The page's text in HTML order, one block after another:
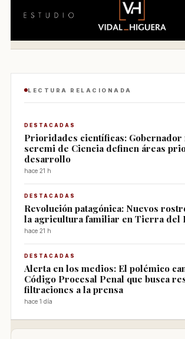
LECTURA RELACIONADA
DESTACADAS
Prioridades científicas:
seremi de Ciencia definen áreas
desarrollo
hace 21 h
DESTACADAS
Revolución patagónica: Nuevos
la agricultura familiar en Tierra del
hace 21 h
DESTACADAS
Alerta en los medios: El polémico
Código Procesal Penal que busca
filtraciones a la prensa
hace 1 día